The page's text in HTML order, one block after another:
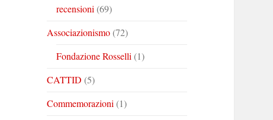
recensioni (69)
Associazionismo(72)
Fondazione Rosselli (1)
CATTID (5)
Commemorazioni (1)